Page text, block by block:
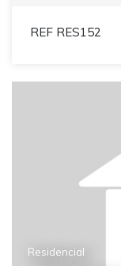
REF RES152
Residencial